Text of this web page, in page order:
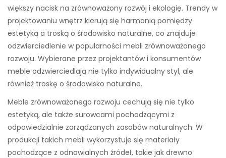
większy nacisk na zrównoważony rozwój i ekologię. Trendy w
projektowaniu wnętrz kierują się harmonią pomiędzy
estetyką a troską o środowisko naturalne, co znajduje
odzwierciedlenie w popularności mebli zrównoważonego
rozwoju. Wybierane przez projektantów i konsumentów
meble odzwierciedlają nie tylko indywidualny styl, ale
również troskę o środowisko naturalne.
Meble zrównoważonego rozwoju cechują się nie tylko
estetyką, ale także surowcami pochodzącymi z
odpowiedzialnie zarządzanych zasobów naturalnych. W
produkcji takich mebli wykorzystuje się materiały
pochodzące z odnawialnych źródeł, takie jak drewno